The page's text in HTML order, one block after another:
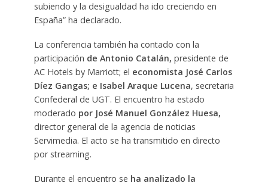
subiendo y la desigualdad ha ido creciendo en
España” ha declarado.
La conferencia también ha contado con la
participación de Antonio Catalán, presidente de
AC Hotels by Marriott; el economista José Carlos
Díez Gangas; e Isabel Araque Lucena, secretaria
Confederal de UGT. El encuentro ha estado
moderado por José Manuel González Huesa,
director general de la agencia de noticias
Servimedia. El acto se ha transmitido en directo
por streaming.
Durante el encuentro se ha analizado la